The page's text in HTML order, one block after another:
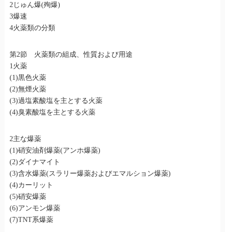
2じゅん爆(殉爆)
3爆速
4火薬類の分類
第2節 火薬類の組成、性質および用途
1火薬
(1)黒色火薬
(2)無煙火薬
(3)過塩素酸塩を主とする火薬
(4)臭素酸塩を主とする火薬
2主な爆薬
(1)硝安油剤爆薬(アンホ爆薬)
(2)ダイナマイト
(3)含水爆薬(スラリー爆薬およびエマルション爆薬)
(4)カーリット
(5)硝安爆薬
(6)アンモン爆薬
(7)TNT系爆薬